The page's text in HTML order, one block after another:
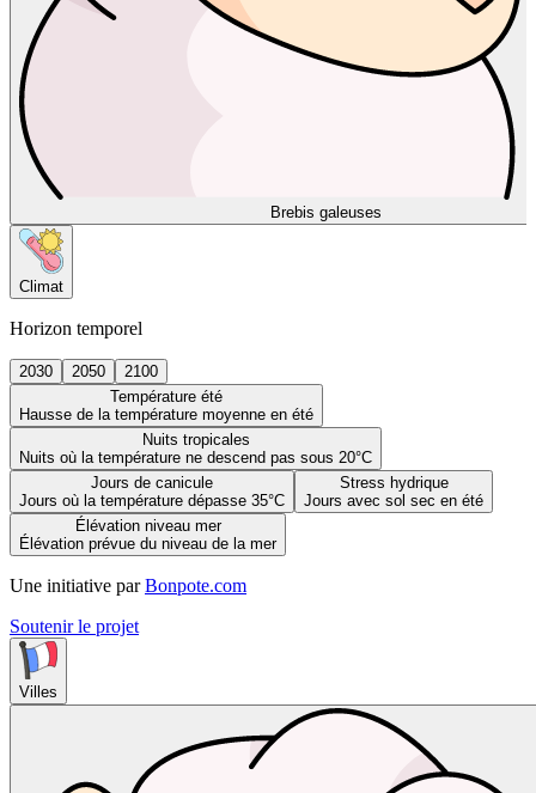
Brebis galeuses
Climat
Horizon temporel
2030 2050
2100
Température été
Hausse de la température moyenne en été
Nuits tropicales
Nuits où la température ne descend pas sous 20°C
Jours de canicule
Jours où la température dépasse 35°C
Stress hydrique
Jours avec sol sec en été
Élévation niveau mer
Élévation prévue du niveau de la mer
Une initiative par Bonpote.com
Soutenir le projet
Villes